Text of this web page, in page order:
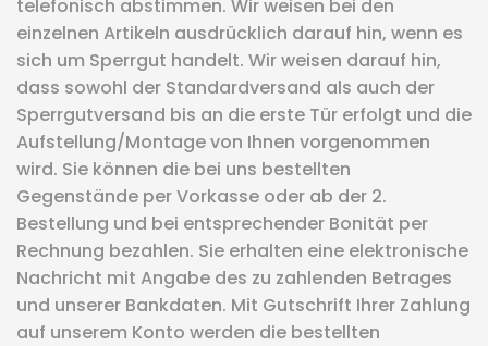
telefonisch abstimmen. Wir weisen bei den
einzelnen Artikeln ausdrücklich darauf hin, wenn es
sich um Sperrgut handelt. Wir weisen darauf hin,
dass sowohl der Standardversand als auch der
Sperrgutversand bis an die erste Tür erfolgt und die
Aufstellung/Montage von Ihnen vorgenommen
wird. Sie können die bei uns bestellten
Gegenstände per Vorkasse oder ab der 2.
Bestellung und bei entsprechender Bonität per
Rechnung bezahlen. Sie erhalten eine elektronische
Nachricht mit Angabe des zu zahlenden Betrages
und unserer Bankdaten. Mit Gutschrift Ihrer Zahlung
auf unserem Konto werden die bestellten